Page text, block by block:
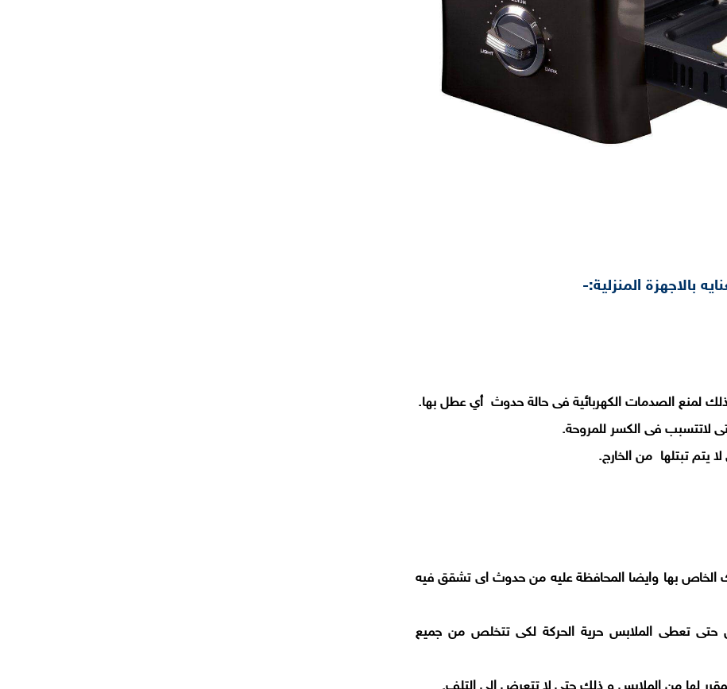
المنزلية:-
لمنع الصدمات الكهربائية فى حالة حدوث أي عطل بها.
لاتتسبب فى الكسر للمروحة.
يتم تبتلها من الخارج.
الخاص بها وايضا المحافظة عليه من حدوث اى تشقق فيه
حتى تعطى الملابس حرية الحركة لكى تتخلص من جميع